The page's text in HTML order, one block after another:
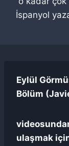
İspanyol
Eylül
Bölüm
ulaşmak